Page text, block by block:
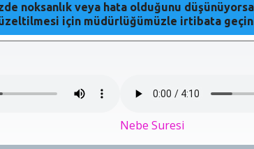
noksanlık veya hata olduğunu
için müdürlüğümüzle irtibata
Nebe Suresi